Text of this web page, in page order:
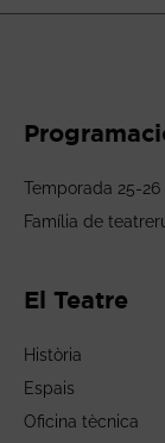
Temporada 25-26
Família de
El Teatre
Història
Espais
Oficina tècnica